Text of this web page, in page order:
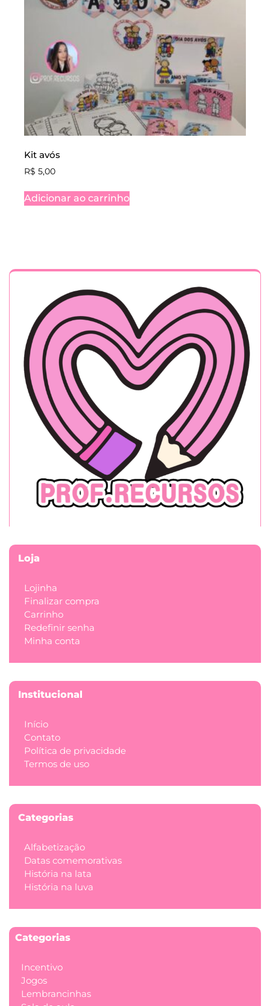
Kit avós
R$ 5,00
Adicionar ao carrinho
Loja
Lojinha
Finalizar compra
Carrinho
Redefinir senha
Minha conta
Institucional
Início
Contato
Política de privacidade
Termos de uso
Categorias
Alfabetização
Datas comemorativas
História na lata
História na luva
Categorias
Incentivo
Jogos
Lembrancinhas